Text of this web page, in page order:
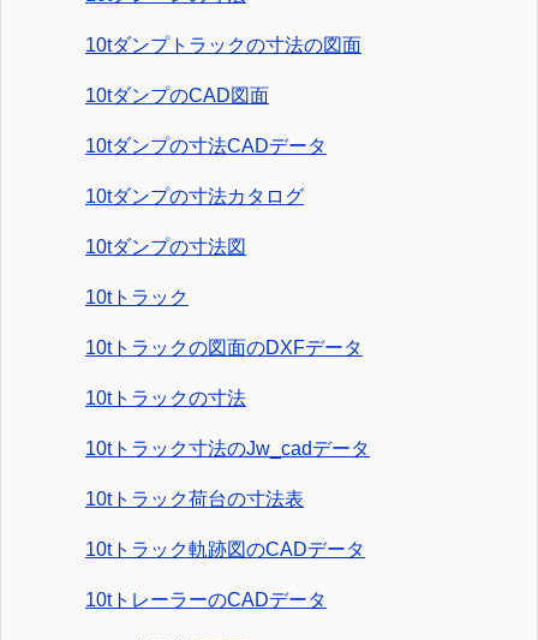
10tダンプトラックの寸法の図面
10tダンプのCAD図面
10tダンプの寸法CADデータ
10tダンプの寸法カタログ
10tダンプの寸法図
10tトラック
10tトラックの図面のDXFデータ
10tトラックの寸法
10tトラック寸法のJw_cadデータ
10tトラック荷台の寸法表
10tトラック軌跡図のCADデータ
10tトレーラーのCADデータ